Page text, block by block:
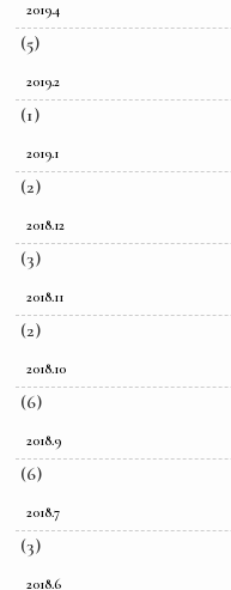
2019.4
(5)
2019.2
(1)
2019.1
(2)
2018.12
(3)
2018.11
(2)
2018.10
(6)
2018.9
(6)
2018.7
(3)
2018.6